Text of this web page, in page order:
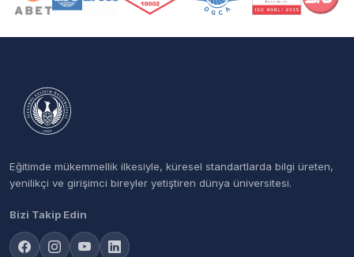
Eğitimde mükemmellik ilkesiyle, küresel standartlarda bilgi üreten,
yenilikçi ve girişimci bireyler yetiştiren dünya üniversitesi.
Bizi Takip Edin